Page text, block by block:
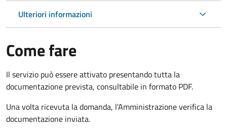
Ulteriori informazioni
Come fare
Il servizio può essere attivato presentando tutta la
documentazione prevista, consultabile in formato PDF.
Una volta ricevuta la domanda, l'Amministrazione verifica la
documentazione inviata.